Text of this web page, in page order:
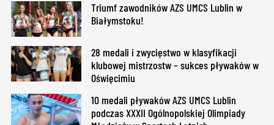
Triumf zawodników AZS UMCS Lublin w
Białymstoku!
28 medali i zwycięstwo w klasyfikacji
klubowej mistrzostw – sukces pływaków w
Oświęcimiu
10 medali pływaków AZS UMCS Lublin
podczas XXXII Ogólnopolskiej Olimpiady